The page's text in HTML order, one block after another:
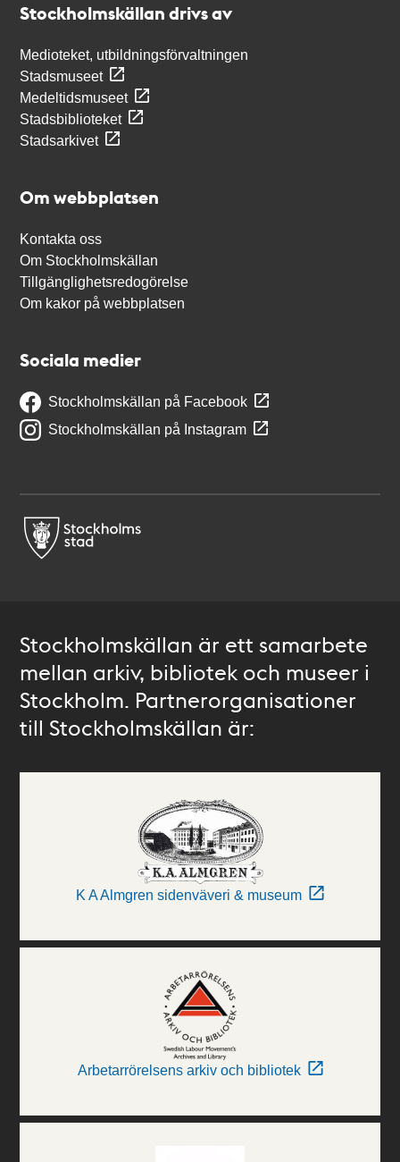
Stockholmskällan drivs av
Medioteket, utbildningsförvaltningen
Stadsmuseet
Medeltidsmuseet
Stadsbiblioteket
Stadsarkivet
Om webbplatsen
Kontakta oss
Om Stockholmskällan
Tillgänglighetsredogörelse
Om kakor på webbplatsen
Sociala medier
Stockholmskällan på Facebook
Stockholmskällan på Instagram
Stockholmskällan är ett samarbete
mellan arkiv, bibliotek och museer i
Stockholm. Partnerorganisationer
till Stockholmskällan är:
K A Almgren sidenväveri & museum
Arbetarrörelsens arkiv och bibliotek